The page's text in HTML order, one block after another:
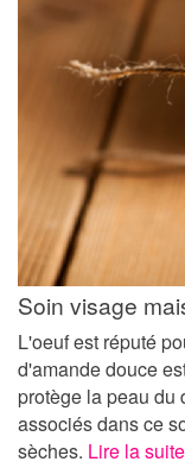
Soin visage
L'oeuf est réputé
d'amande douce
protège la peau du
associés dans ce
sèches. Lire la suite